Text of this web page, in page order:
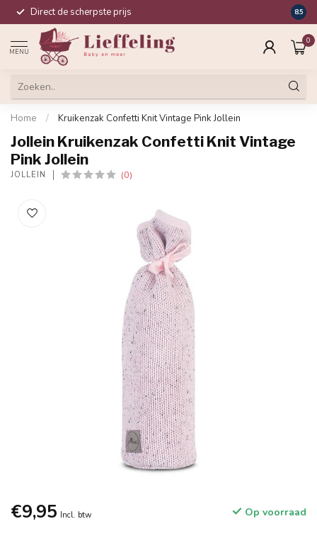
Direct de scherpste prijs 8.5
MENU
0
Home / Kruikenzak Confetti Knit Vintage Pink Jollein
Jollein Kruikenzak Confetti Knit Vintage
Pink Jollein
JOLLEIN (0)
€9,95 Incl. btw Op voorraad